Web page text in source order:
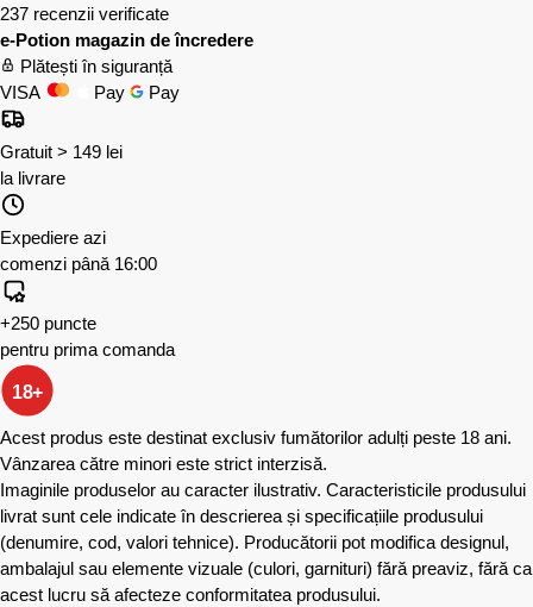
237 recenzii verificate
e-Potion magazin de încredere
Plătești în siguranță
VISA
Pay Pay
Gratuit > 149 lei
la livrare
Expediere azi
comenzi până 16:00
+250 puncte
pentru prima comanda
18+
Acest produs este destinat exclusiv fumătorilor adulți peste 18 ani.
Vânzarea către minori este strict interzisă.
Imaginile produselor au caracter ilustrativ. Caracteristicile produsului
livrat sunt cele indicate în descrierea și specificațiile produsului
(denumire, cod, valori tehnice). Producătorii pot modifica designul,
ambalajul sau elemente vizuale (culori, garnituri) fără preaviz, fără ca
acest lucru să afecteze conformitatea produsului.